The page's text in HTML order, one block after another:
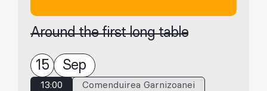
Around the first long table
15 Sep
13:00
Comenduirea Garnizoanei